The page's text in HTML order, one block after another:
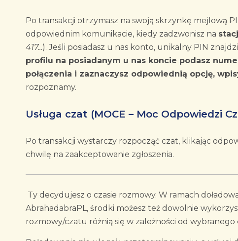
Po transakcji otrzymasz na swoją skrzynkę mejlową
odpowiednim komunikacie, kiedy zadzwonisz na
417...). Jeśli posiadasz u nas konto, unikalny PIN
profilu na posiadanym u nas koncie podasz
połączenia i zaznaczysz odpowiednią opcję,
rozpoznamy.
Usługa czat (MOCE – Moc Odpowiedzi
Po transakcji wystarczy rozpocząć czat, klikając
chwilę na zaakceptowanie zgłoszenia.
Ty decydujesz o czasie rozmowy. W ramach
AbrahadabraPL, środki możesz też dowolnie
rozmowy/czatu różnią się w zależności od wybranego